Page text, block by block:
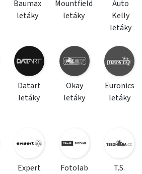
Baumax
letáky
Mountfield
letáky
Auto
Kelly
letáky
Datart
letáky
Okay
letáky
Euronics
letáky
Expert
Fotolab
T.S.